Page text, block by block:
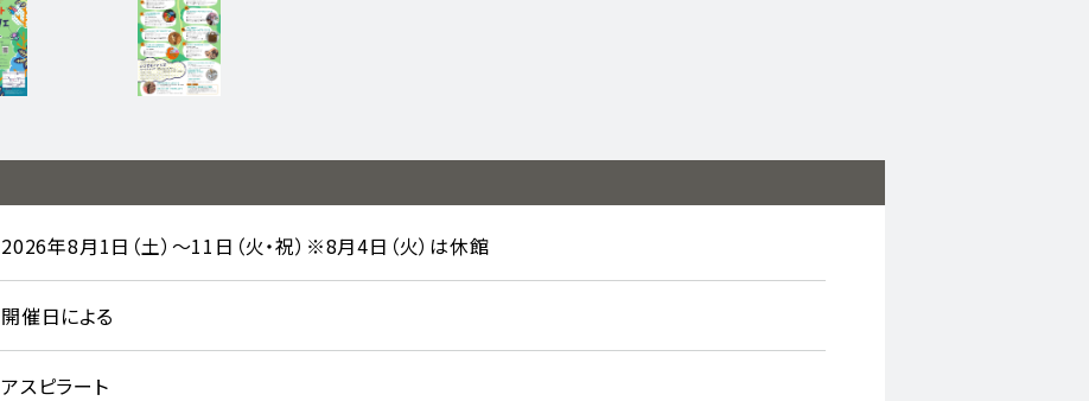
2026年8月1日（土）～11日（火・祝）※8月4日（火）は休館
開催日による
アスピラート